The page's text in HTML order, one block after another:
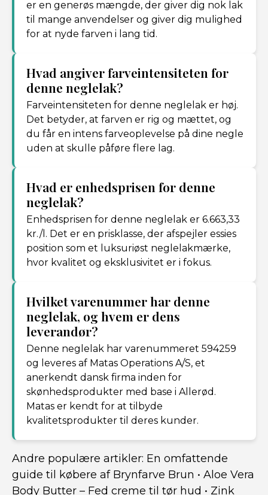
er en generøs mængde, der giver dig nok lak
til mange anvendelser og giver dig mulighed
for at nyde farven i lang tid.
Hvad angiver farveintensiteten for
denne neglelak?
Farveintensiteten for denne neglelak er høj.
Det betyder, at farven er rig og mættet, og
du får en intens farveoplevelse på dine negle
uden at skulle påføre flere lag.
Hvad er enhedsprisen for denne
neglelak?
Enhedsprisen for denne neglelak er 6.663,33
kr./l. Det er en prisklasse, der afspejler essies
position som et luksuriøst neglelakmærke,
hvor kvalitet og eksklusivitet er i fokus.
Hvilket varenummer har denne
neglelak, og hvem er dens
leverandør?
Denne neglelak har varenummeret 594259
og leveres af Matas Operations A/S, et
anerkendt dansk firma inden for
skønhedsprodukter med base i Allerød.
Matas er kendt for at tilbyde
kvalitetsprodukter til deres kunder.
Andre populære artikler: En omfattende
guide til købere af Brynfarve Brun • Aloe Vera
Body Butter – Fed creme til tør hud • Zink